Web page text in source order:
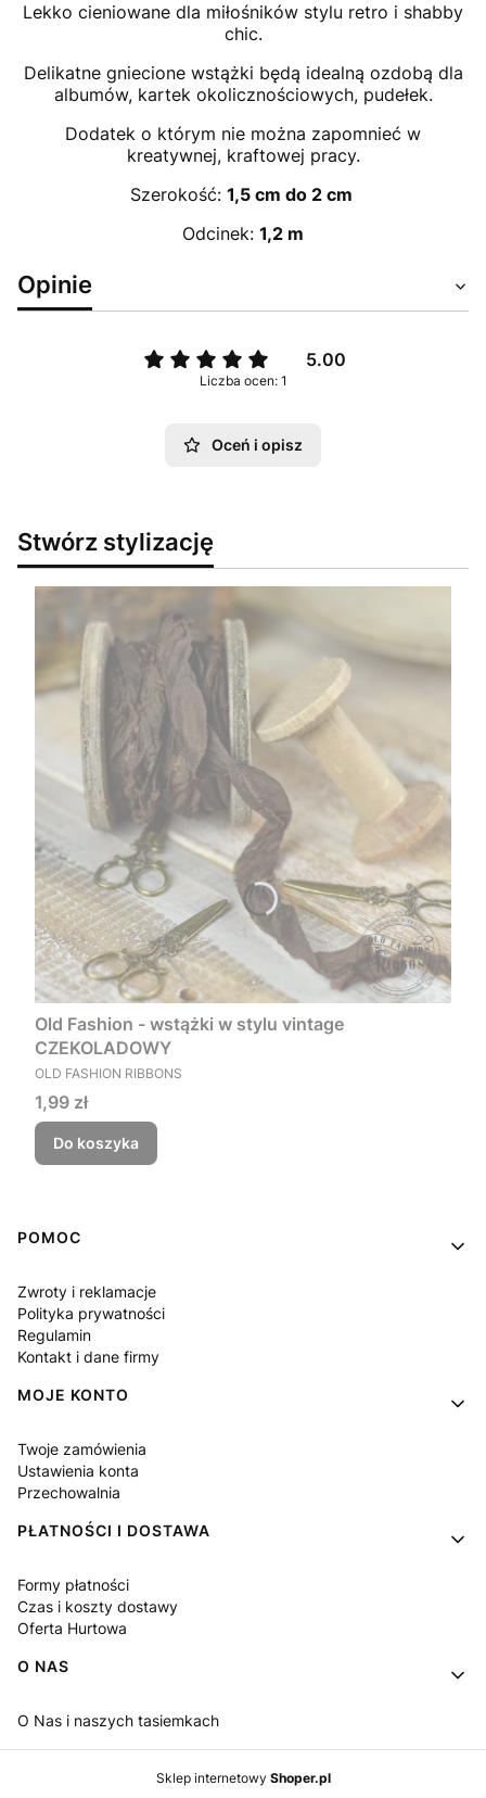
Lekko cieniowane dla miłośników stylu retro i shabby
chic.
Delikatne gniecione wstążki będą idealną ozdobą dla
albumów, kartek okolicznościowych, pudełek.
Dodatek o którym nie można zapomnieć w
kreatywnej, kraftowej pracy.
Szerokość: 1,5 cm do 2 cm
Odcinek: 1,2 m
Opinie
5.00
Liczba ocen: 1
Oceń i opisz
Stwórz stylizację
Old Fashion - wstążki w stylu vintage
CZEKOLADOWY
PRODUCENT
OLD FASHION RIBBONS
Cena
1,99 zł
Do koszyka
Linki w stopce
POMOC
Zwroty i reklamacje
Polityka prywatności
Regulamin
Kontakt i dane firmy
MOJE KONTO
Twoje zamówienia
Ustawienia konta
Przechowalnia
PŁATNOŚCI I DOSTAWA
Formy płatności
Czas i koszty dostawy
Oferta Hurtowa
O NAS
O Nas i naszych tasiemkach
Sklep internetowy Shoper.pl